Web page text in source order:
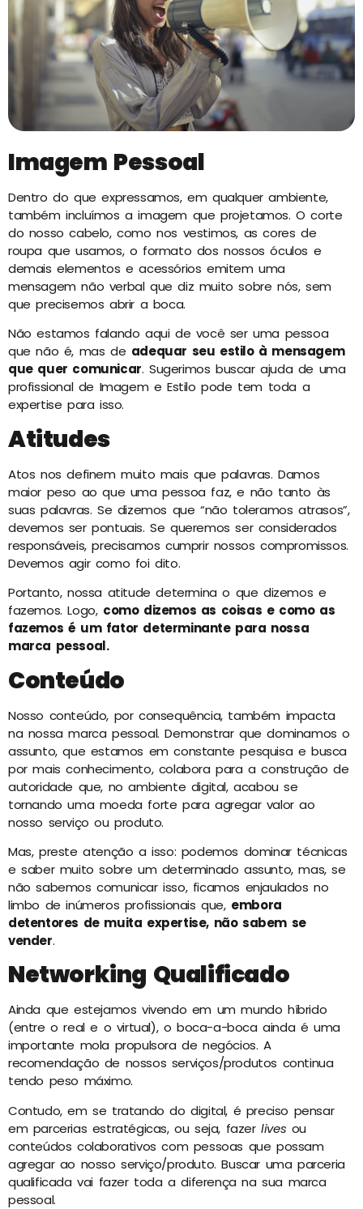
Imagem Pessoal
Dentro do que expressamos, em qualquer ambiente,
também incluímos a imagem que projetamos. O corte
do nosso cabelo, como nos vestimos, as cores de
roupa que usamos, o formato dos nossos óculos e
demais elementos e acessórios emitem uma
mensagem não verbal que diz muito sobre nós, sem
que precisemos abrir a boca.
Não estamos falando aqui de você ser uma pessoa
que não é, mas de adequar seu estilo à mensagem
que quer comunicar. Sugerimos buscar ajuda de uma
profissional de Imagem e Estilo pode tem toda a
expertise para isso.
Atitudes
Atos nos definem muito mais que palavras. Damos
maior peso ao que uma pessoa faz, e não tanto às
suas palavras. Se dizemos que “não toleramos atrasos”,
devemos ser pontuais. Se queremos ser considerados
responsáveis, precisamos cumprir nossos compromissos.
Devemos agir como foi dito.
Portanto, nossa atitude determina o que dizemos e
fazemos. Logo, como dizemos as coisas e como as
fazemos é um fator determinante para nossa
marca pessoal.
Conteúdo
Nosso conteúdo, por consequência, também impacta
na nossa marca pessoal. Demonstrar que dominamos o
assunto, que estamos em constante pesquisa e busca
por mais conhecimento, colabora para a construção de
autoridade que, no ambiente digital, acabou se
tornando uma moeda forte para agregar valor ao
nosso serviço ou produto.
Mas, preste atenção a isso: podemos dominar técnicas
e saber muito sobre um determinado assunto, mas, se
não sabemos comunicar isso, ficamos enjaulados no
limbo de inúmeros profissionais que, embora
detentores de muita expertise, não sabem se
vender.
Networking Qualificado
Ainda que estejamos vivendo em um mundo híbrido
(entre o real e o virtual), o boca-a-boca ainda é uma
importante mola propulsora de negócios. A
recomendação de nossos serviços/produtos continua
tendo peso máximo.
Contudo, em se tratando do digital, é preciso pensar
em parcerias estratégicas, ou seja, fazerlives ou
conteúdos colaborativos com pessoas que possam
agregar ao nosso serviço/produto. Buscar uma parceria
qualificada vai fazer toda a diferença na sua marca
pessoal.